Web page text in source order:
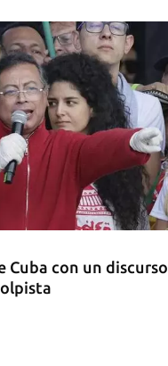
Cuba con un discurso